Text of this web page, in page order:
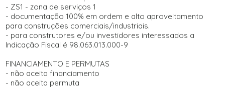
- ZS1 - zona de serviços 1
- documentação 100% em ordem e alto aproveitamento
para construções comerciais/industriais.
- para construtores e/ou investidores interessados a
Indicação Fiscal é 98.063.013.000-9
FINANCIAMENTO E PERMUTAS
- não aceita financiamento
- não aceita permuta